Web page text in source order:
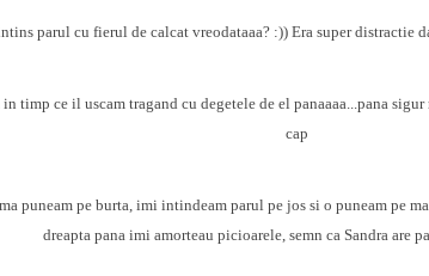
parul cu fierul de calcat vreodataaa? :)) Era super distractie
timp ce il uscam tragand cu degetele de el panaaaa...pana
cap
puneam pe burta, imi intindeam parul pe jos si o puneam pe
dreapta pana imi amorteau picioarele, semn ca Sandra are